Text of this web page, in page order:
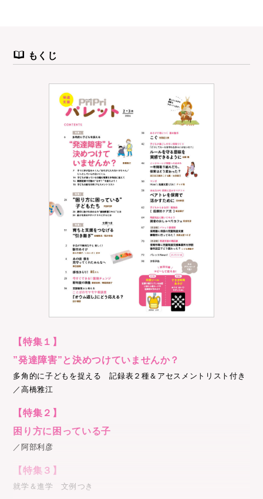
もくじ
【特集１】
”発達障害”と決めつけていませんか？
多角的に子どもを捉える 記録表２種＆アセスメントリスト付き
／高橋雅江
【特集２】
困り方に困っている子
／阿部利彦
【特集３】
就学＆進学 文例つき